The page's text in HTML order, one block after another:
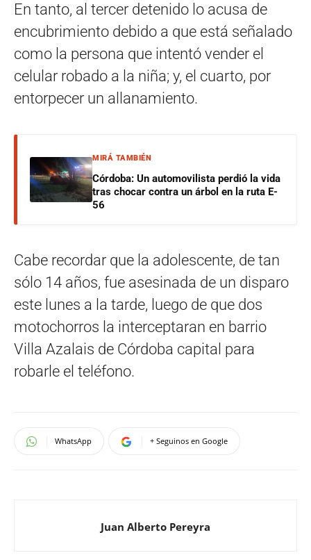
En tanto, al tercer detenido lo acusa de
encubrimiento debido a que está señalado
como la persona que intentó vender el
celular robado a la niña; y, el cuarto, por
entorpecer un allanamiento.
MIRÁ TAMBIÉN
Córdoba: Un automovilista perdió la vida
tras chocar contra un árbol en la ruta E-
56
Cabe recordar que la adolescente, de tan
sólo 14 años, fue asesinada de un disparo
este lunes a la tarde, luego de que dos
motochorros la interceptaran en barrio
Villa Azalais de Córdoba capital para
robarle el teléfono.
WhatsApp + Seguinos en Google
Juan Alberto Pereyra